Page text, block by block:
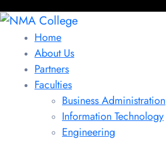
Home
About Us
Partners
Faculties
Business Administration
Information Technology
Engineering